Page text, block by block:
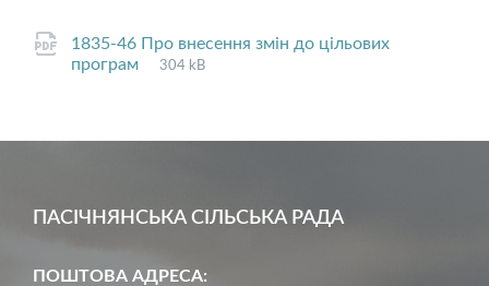
1835-46 Про внесення змін до цільових
програм
File
pdf
File
304 kB
ПАСІЧНЯНСЬКА СІЛЬСЬКА РАДА
ПОШТОВА АДРЕСА: